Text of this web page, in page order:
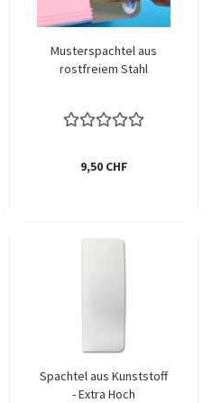
Musterspachtel aus
rostfreiem Stahl
9,50 CHF
Spachtel aus Kunststoff
- Extra Hoch